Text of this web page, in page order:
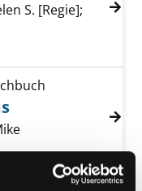
anzeigen
S. [Regie];
of slums